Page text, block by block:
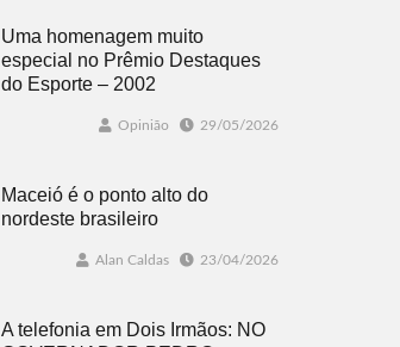
Uma homenagem muito
especial no Prêmio Destaques
do Esporte – 2002
Opinião 29/05/2026
Maceió é o ponto alto do
nordeste brasileiro
Alan Caldas 23/04/2026
A telefonia em Dois Irmãos: NO